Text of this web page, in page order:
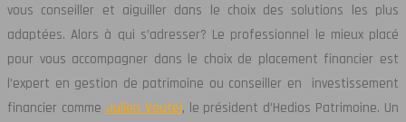
vous conseiller et aiguiller dans le choix des solutions les plus
adaptées. Alors à qui s’adresser? Le professionnel le mieux placé
pour vous accompagner dans le choix de placement financier est
l’expert en gestion de patrimoine ou conseiller en investissement
financier comme Julien Vautel, le président d’Hedios Patrimoine. Un